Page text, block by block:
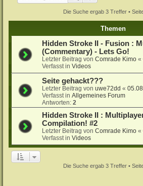
Die Suche ergab 3 Treffer •
Themen
Hidden Stroke II - Fusion :
(Commentary) - Lets Go!
Letzter Beitrag vonComrade Kimo «
Verfasst inVideos
Seite gehackt???
Letzter Beitrag vonuwe72dd «
Verfasst inAllgemeines Forum
Antworten:2
Hidden Stroke II :
Compilation! #2
Letzter Beitrag vonComrade Kimo «
Verfasst inVideos
Die Suche ergab 3 Treffer •